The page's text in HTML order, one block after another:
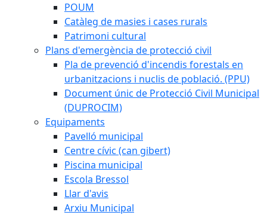
POUM
Catàleg de masies i cases rurals
Patrimoni cultural
Plans d'emergència de protecció civil
Pla de prevenció d'incendis forestals en
urbanitzacions i nuclis de població. (PPU)
Document únic de Protecció Civil Municipal
(DUPROCIM)
Equipaments
Pavelló municipal
Centre cívic (can gibert)
Piscina municipal
Escola Bressol
Llar d'avis
Arxiu Municipal